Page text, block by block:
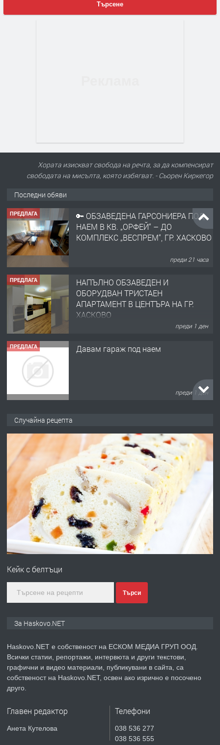
Търсене
Хората изискват свобода на речта, за да компенсират
свободата на мисълта, която избягват. - Сьорен Киркегор
Последни обяви
ПРЕДЛАГА
🔑 ОБЗАВЕДЕНА ГАРСОНИЕРА ПОД
НАЕМ В КВ. „ОРФЕЙ“ – ДО
КОМПЛЕКС „ВЕСПРЕМ“, ГР. ХАСКОВО
преди 21 часа
ПРЕДЛАГА
НАПЪЛНО ОБЗАВЕДЕН И
ОБОРУДВАН ТРИСТАЕН
АПАРТАМЕНТ В ЦЕНТЪРА НА ГР.
ХАСКОВО
преди 1 ден
ПРЕДЛАГА Давам гараж под наем
преди 1 ден
градската градина!
преди 1 ден
ПРЕДЛАГА
ПРОСТОРЕН ТРИСТАЕН
АПАРТАМЕНТ В НОВА СГРАДА КВ.
КУБА
преди 2 дни
ПРЕДЛАГА
Продавам парцел в гр. Хасково кв.
преди 2 дни
ПРЕДЛАГА
№4119 Едностаен обзаведен
Случайна рецепта
Кейк с белтъци
Търси
За Haskovo.NET
Haskovo.NET е собственост на ЕСКОМ МЕДИА ГРУП ООД.
Всички статии, репортажи, интервюта и други текстови,
графични и видео материали, публикувани в сайта, са
собственост на Haskovo.NET, освен ако изрично е посочено
друго.
Главен редактор
Анета Кутелова
Телефони
038 536 277
038 536 555